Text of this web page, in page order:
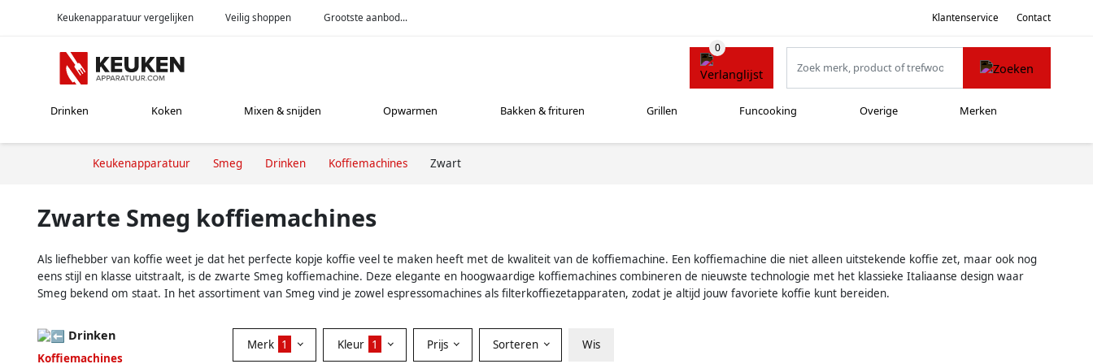
Keukenapparatuur vergelijken Veilig shoppen Grootste aanbod... Klantenservice Contact
Drinken Koken Mixen & snijden Opwarmen Bakken & frituren Grillen Funcooking Overige Merken
Keukenapparatuur Smeg Drinken Koffiemachines Zwart
Zwarte Smeg koffiemachines
Als liefhebber van koffie weet je dat het perfecte kopje koffie veel te maken heeft met de kwaliteit van de koffiemachine. Een koffiemachine die niet alleen uitstekende koffie zet, maar ook nog
eens stijl en klasse uitstraalt, is de zwarte Smeg koffiemachine. Deze elegante en hoogwaardige koffiemachines combineren de nieuwste technologie met het klassieke Italiaanse design waar
Smeg bekend om staat. In het assortiment van Smeg vind je zowel espressomachines als filterkoffiezetapparaten, zodat je altijd jouw favoriete koffie kunt bereiden.
Drinken
Koffiemachines
Merk 1 Kleur 1 Prijs Sorteren Wis